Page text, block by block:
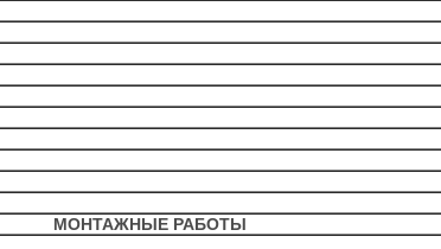
МОНТАЖНЫЕ РАБОТЫ